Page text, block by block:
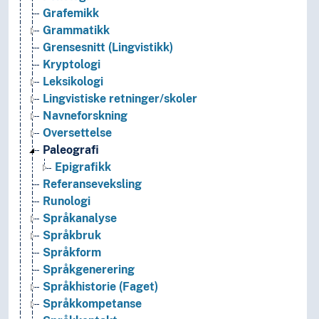
Grafemikk
Grammatikk
Grensesnitt (Lingvistikk)
Kryptologi
Leksikologi
Lingvistiske retninger/skoler
Navneforskning
Oversettelse
Paleografi
Epigrafikk
Referanseveksling
Runologi
Språkanalyse
Språkbruk
Språkform
Språkgenerering
Språkhistorie (Faget)
Språkkompetanse